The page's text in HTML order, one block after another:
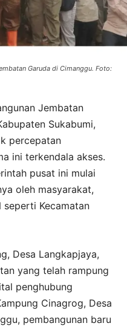
Garuda di Cimanggu. Foto:
Jembatan
Sukabumi,
percepatan
ini terkendala akses.
pusat ini mulai
oleh masyarakat,
Kecamatan
Desa Langkapjaya,
yang telah rampung
penghubung
Cinagrog, Desa
pembangunan baru